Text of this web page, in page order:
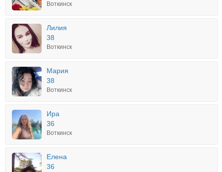
Воткинск
Лилия
38
Воткинск
Мария
38
Воткинск
Ира
36
Воткинск
Елена
36